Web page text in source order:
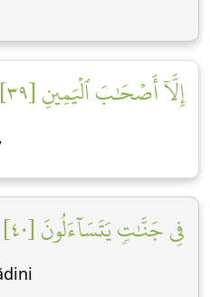
إِلَّآ أَصۡحَٰبَ ٱلۡيَمِينِ [٣٩]
فِي جَنَّٰتٖ يَتَسَآءَلُونَ [٤٠]